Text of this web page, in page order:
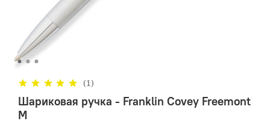
(1)
Шариковая ручка - Franklin Covey Freemont
M